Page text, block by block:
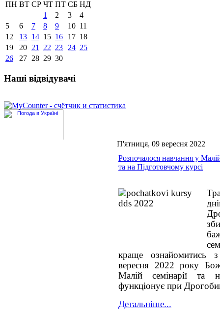
ПН ВТ СР ЧТ ПТ СБ НД
1
2 3
4
5
6 7 8 9 10 11
12
13 14 15 16 17 18
19
20 21 22 23 24 25
26
27 28 29 30
Наші відвідувачі
П'ятниця, 09 вересня 2022
Розпочалося навчання у Малій
та на Підготовчому курсі
краще ознайомитись
вересня 2022 року
Малій семінарії та
функціонує при
Детальніше...